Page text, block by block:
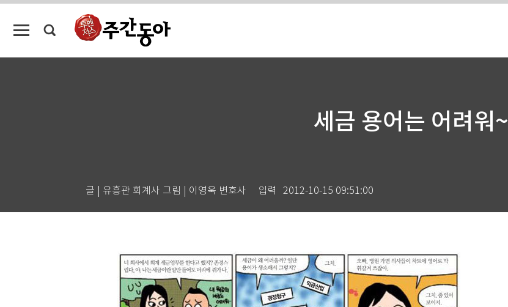
세금 용어는 어려워~
글 | 유흥관 회계사 그림 | 이영욱 변호사 입력 2012-10-15 09:51:00